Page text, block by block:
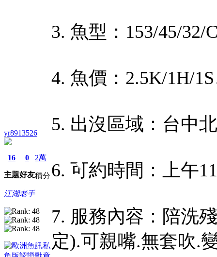
yr8913526
16
主題
0
好友
2萬
積分
江湖老手
3. 魚型：153/45/32/
4. 魚價：2.5K/1H/
5. 出沒區域：台中
6. 可約時間：上午
7. 服務內容：陪洗
定).可親嘴.無套吹.